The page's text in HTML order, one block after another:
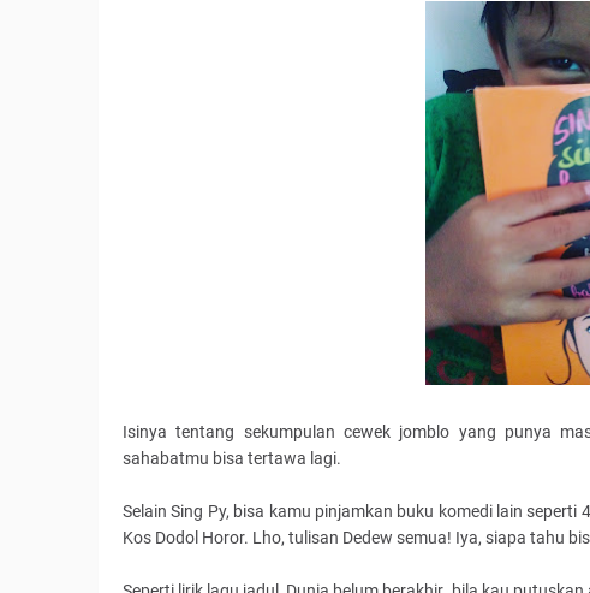
Isinya tentang sekumpulan cewek jomblo yang punya
sahabatmu bisa tertawa lagi.
Selain Sing Py, bisa kamu pinjamkan buku komedi lain
Kos Dodol Horor. Lho, tulisan Dedew semua! Iya, siapa tahu